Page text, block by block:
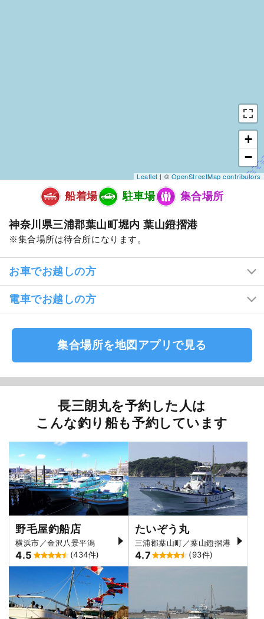
+
−
Leaflet| ©OpenStreetMap contributors
船着場 駐車場 集合場所
神奈川県三浦郡葉山町堀内 葉山鐙摺港
集合場所は待合所になります。
お車でお越しの方
電車でお越しの方
集合場所を地図アプリで見る
長三朗丸を予約した人は
こんな釣り船も予約しています
野毛屋釣船店
横浜市／金沢八景平潟
4.5 (434件)
たいぞう丸
三浦郡葉山町／葉山鐙摺港
4.7 (93件)